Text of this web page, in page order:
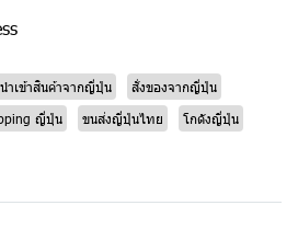
นำเข้าสินค้าจากญี่ปุ่น
สั่งของจากญี่ปุ่น
ญี่ปุ่น ขนส่งญี่ปุ่นไทย
โกดังญี่ปุ่น